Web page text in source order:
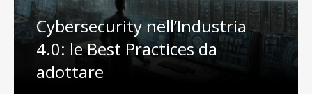
Cybersecurity nell’Industria
4.0: le Best Practices da
adottare